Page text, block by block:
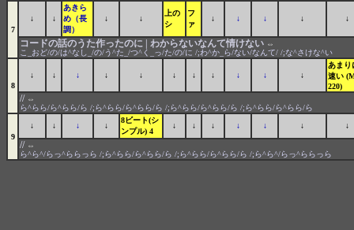
7
↓ ↓
あきら
め（長
調）
↓ ↓
上の
シ
フ
ァ
↓ ↓ ↓ ↓ ↓
コードの話のうた作ったのに | わからないなんて情けない ⇔
こ_おど/の/は^なし_/の/う^た_/つ^く_っ/た/の/に /;わ^か_ら/ない/なんて/ /;な^さけな^い
8
↓ ↓ ↓ ↓ ↓ ↓ ↓ ↓ ↓ ↓ ↓
あまり
速い
220)
// ⇔
ら^らら/ら^らら/ら /;ら^らら/ら^らら/ら /;ら^らら/ら^らら/ら /;ら^らら/ら^らら/ら
9
↓ ↓ ↓ ↓
8ビート(シ
ンプル) 4
↓ ↓ ↓ ↓ ↓ ↓ ↓
// ⇔
ら^ら^/らっ^ららっら /;ら^らら/ら^らら/ら /;ら^らら/ら^らら/ら /;ら^ら^/らっ^ららっら